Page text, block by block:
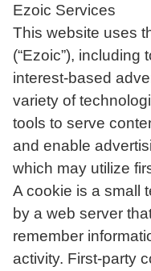
Ezoic Services
This website uses
(“Ezoic”), including
interest-based
variety of
tools to serve
and enable
which may utilize
A cookie is a small
by a web server
remember
activity. First-party